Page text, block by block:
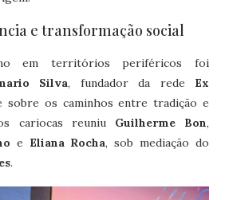
e transformação social
em territórios periféricos foi
Silva, fundador da rede Ex
sobre os caminhos entre tradição e
cariocas reuniu Guilherme Bon,
e Eliana Rocha, sob mediação do
.